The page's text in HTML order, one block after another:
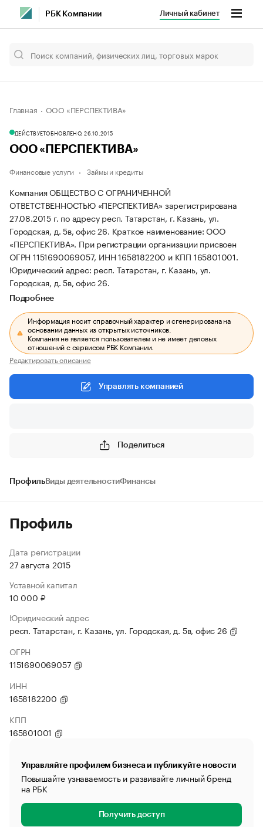
РБК Компании Личный кабинет
Главная ООО «ПЕРСПЕКТИВА»
ДЕЙСТВУЕТОБНОВЛЕНО, 26.10.2015
ООО «ПЕРСПЕКТИВА»
Финансовые услуги Займы и кредиты
Компания ОБЩЕСТВО С ОГРАНИЧЕННОЙ
ОТВЕТСТВЕННОСТЬЮ «ПЕРСПЕКТИВА» зарегистрирована
27.08.2015 г. по адресу респ. Татарстан, г. Казань, ул.
Городская, д. 5в, офис 26. Краткое наименование: ООО
«ПЕРСПЕКТИВА». При регистрации организации присвоен
ОГРН 1151690069057, ИНН 1658182200 и КПП 165801001.
Юридический адрес: респ. Татарстан, г. Казань, ул.
Городская, д. 5в, офис 26.
Подробнее
Информация носит справочный характер и сгенерирована на
основании данных из открытых источников.
Компания не является пользователем и не имеет деловых
отношений с сервисом РБК Компании.
Редактировать описание
Управлять компанией
Поделиться
ПрофильВиды деятельностиФинансы
Профиль
Дата регистрации
27 августа 2015
Уставной капитал
10 000 ₽
Юридический адрес
респ. Татарстан, г. Казань, ул. Городская, д. 5в, офис 26
ОГРН
1151690069057
ИНН
1658182200
КПП
165801001
Управляйте профилем бизнеса и публикуйте новости
Повышайте узнаваемость и развивайте личный бренд
на РБК
Получить доступ